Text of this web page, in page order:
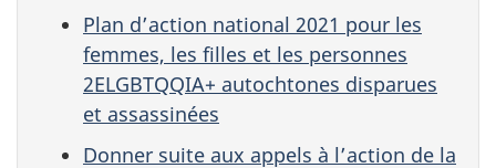
Plan d’action national 2021 pour les
femmes, les filles et les personnes
2ELGBTQQIA+ autochtones disparues
et assassinées
Donner suite aux appels à l’action de la